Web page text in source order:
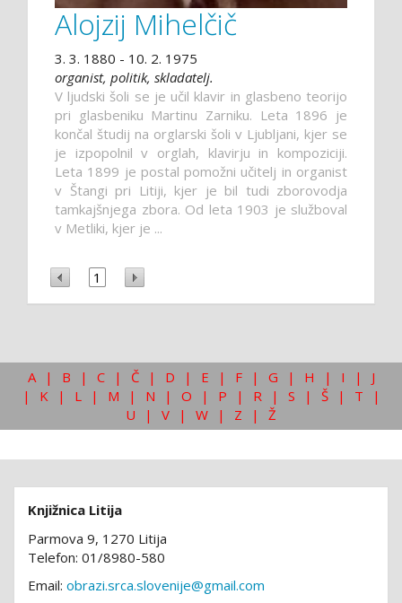
Alojzij Mihelčič
3. 3. 1880 - 10. 2. 1975
organist, politik, skladatelj.
V ljudski šoli se je učil klavir in glasbeno teorijo
pri glasbeniku Martinu Zarniku. Leta 1896 je
končal študij na orglarski šoli v Ljubljani, kjer se
je izpopolnil v orglah, klavirju in kompoziciji.
Leta 1899 je postal pomožni učitelj in organist
v Štangi pri Litiji, kjer je bil tudi zborovodja
tamkajšnjega zbora. Od leta 1903 je služboval
v Metliki, kjer je ...
1
A | B | C | Č | D | E | F | G | H | I |
J
|
K | L | M | N | O | P | R | S | Š | T
|
U
| V | W | Z | Ž
Knjižnica Litija
Parmova 9, 1270 Litija
Telefon: 01/8980-580
Email: obrazi.srca.slovenije@gmail.com